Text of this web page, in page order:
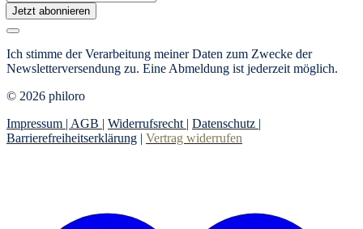
Jetzt abonnieren
Ich stimme der Verarbeitung meiner Daten zum Zwecke der
Newsletterversendung zu. Eine Abmeldung ist jederzeit möglich.
© 2026 philoro
Impressum | AGB | Widerrufsrecht | Datenschutz |
Barrierefreiheitserklärung | Vertrag widerrufen